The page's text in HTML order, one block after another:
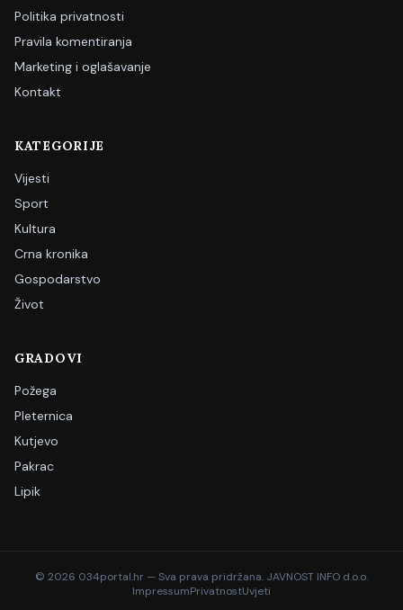
Politika privatnosti
Pravila komentiranja
Marketing i oglašavanje
Kontakt
KATEGORIJE
Vijesti
Sport
Kultura
Crna kronika
Gospodarstvo
Život
GRADOVI
Požega
Pleternica
Kutjevo
Pakrac
Lipik
© 2026 034portal.hr — Sva prava pridržana. JAVNOST INFO d.o.o.
ImpressumPrivatnostUvjeti